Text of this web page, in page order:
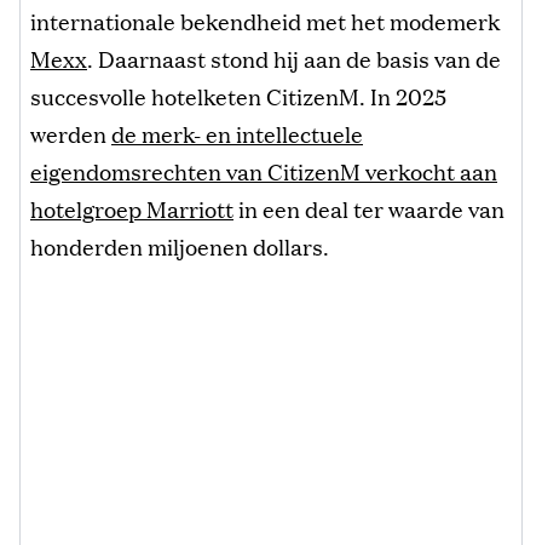
internationale bekendheid met het modemerk
Mexx. Daarnaast stond hij aan de basis van de
succesvolle hotelketen CitizenM. In 2025
werdende merk- en intellectuele
eigendomsrechten van CitizenM verkocht aan
hotelgroep Marriottin een deal ter waarde van
honderden miljoenen dollars.